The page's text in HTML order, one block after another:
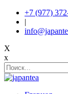
+7 (977)
|
X
x